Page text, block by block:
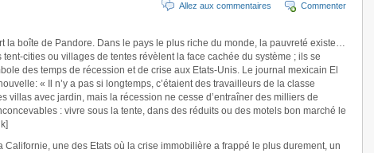
Commenter
Allez aux commentaires
la boîte de Pandore. Dans le pays le plus riche du monde, la pauvreté existe…
tent-cities ou villages de tentes révèlent la face cachée du système ; ils se
des temps de récession et de crise aux Etats-Unis. Le journal mexicain El
« Il n’y a pas si longtemps, c’étaient des travailleurs de la classe
villas avec jardin, mais la récession ne cesse d’entraîner des milliers de
: vivre sous la tente, dans des réduits ou des motels bon marché le
Californie, une des Etats où la crise immobilière a frappé le plus durement, un